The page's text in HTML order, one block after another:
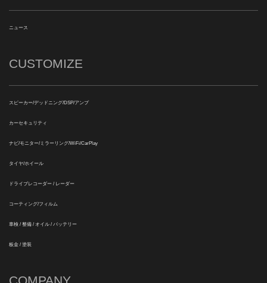
ニュース
CUSTOMIZE
スピーカー/デッドニング/DSP/アンプ
カーセキュリティ
ナビ/モニター/ミラーリング/WiFi/CarPlay
タイヤ/ホイール
ドライブレコーダー / レーダー
コーティング/フィルム
車検 / 整備 / オイル / バッテリー
板金 / 塗装